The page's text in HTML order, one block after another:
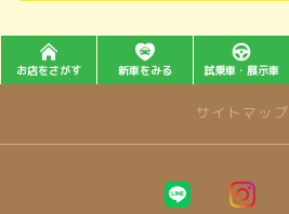
お店をさがす 新車をみる 試乗車・展示車
サイトマップ